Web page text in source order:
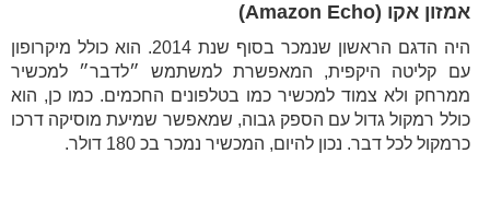
אמזון אקו (Amazon Echo)
היה הדגם הראשון שנמכר בסוף שנת 2014. הוא כולל מיקרופון
עם קליטה היקפית, המאפשרת למשתמש ״לדבר״ למכשיר
ממרחק ולא צמוד למכשיר כמו בטלפונים החכמים. כמו כן, הוא
כולל רמקול גדול עם הספק גבוה, שמאפשר שמיעת מוסיקה דרכו
כרמקול לכל דבר. נכון להיום, המכשיר נמכר בכ 180 דולר.